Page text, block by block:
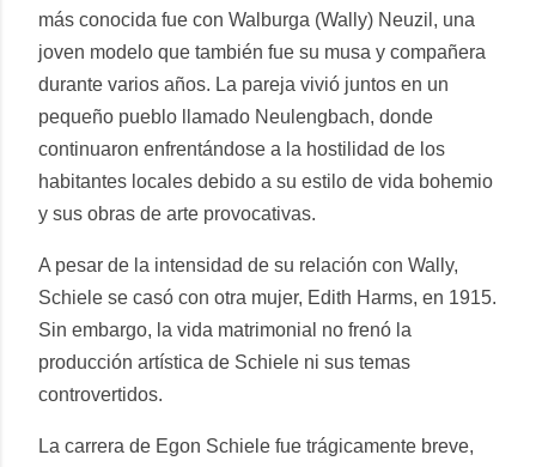
más conocida fue con Walburga (Wally) Neuzil, una
joven modelo que también fue su musa y compañera
durante varios años. La pareja vivió juntos en un
pequeño pueblo llamado Neulengbach, donde
continuaron enfrentándose a la hostilidad de los
habitantes locales debido a su estilo de vida bohemio
y sus obras de arte provocativas.
A pesar de la intensidad de su relación con Wally,
Schiele se casó con otra mujer, Edith Harms, en 1915.
Sin embargo, la vida matrimonial no frenó la
producción artística de Schiele ni sus temas
controvertidos.
La carrera de Egon Schiele fue trágicamente breve,